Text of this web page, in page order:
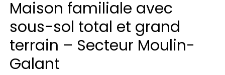
Maison familiale avec
sous-sol total et grand
terrain – Secteur Moulin-
Galant